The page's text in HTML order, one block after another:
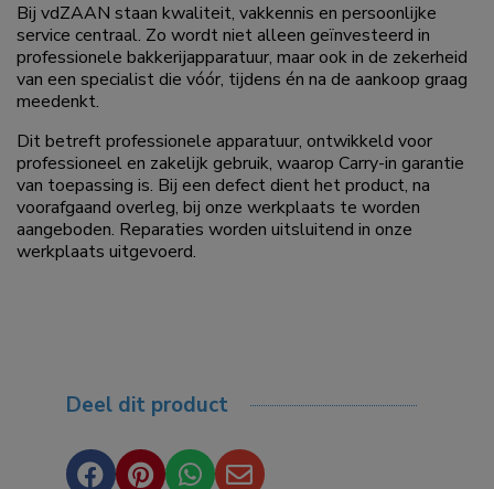
Bij vdZAAN staan kwaliteit, vakkennis en persoonlijke
service centraal. Zo wordt niet alleen geïnvesteerd in
professionele bakkerijapparatuur, maar ook in de zekerheid
van een specialist die vóór, tijdens én na de aankoop graag
meedenkt.
Dit betreft professionele apparatuur, ontwikkeld voor
professioneel en zakelijk gebruik, waarop Carry-in garantie
van toepassing is. Bij een defect dient het product, na
voorafgaand overleg, bij onze werkplaats te worden
aangeboden. Reparaties worden uitsluitend in onze
werkplaats uitgevoerd.
Deel dit product
   